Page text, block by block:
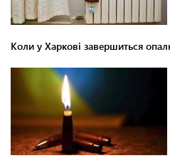
Коли у Харкові завершиться